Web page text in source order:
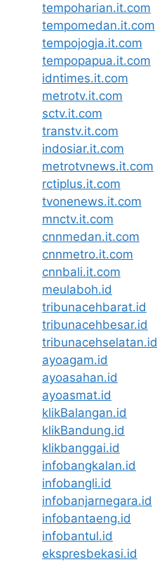
tempoharian.it.com
tempomedan.it.com
tempojogja.it.com
tempopapua.it.com
idntimes.it.com
metrotv.it.com
sctv.it.com
transtv.it.com
indosiar.it.com
metrotvnews.it.com
rctiplus.it.com
tvonenews.it.com
mnctv.it.com
cnnmedan.it.com
cnnmetro.it.com
cnnbali.it.com
meulaboh.id
tribunacehbarat.id
tribunacehbesar.id
tribunacehselatan.id
ayoagam.id
ayoasahan.id
ayoasmat.id
klikBalangan.id
klikBandung.id
klikbanggai.id
infobangkalan.id
infobangli.id
infobanjarnegara.id
infobantaeng.id
infobantul.id
ekspresbekasi.id